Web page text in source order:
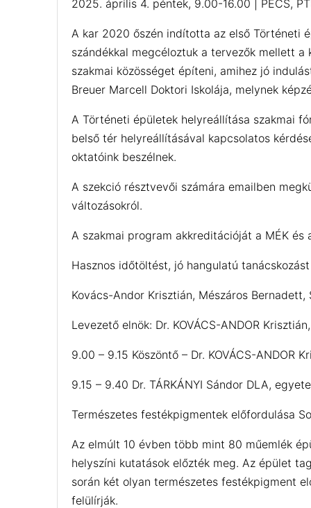
2025. április 4. péntek, 9.00-16.00 | PÉCS,
A kar 2020 őszén indította az első Történeti
szándékkal megcéloztuk a tervezők mellett
szakmai közösséget építeni, amihez jó
Breuer Marcell Doktori Iskolája, melynek
A Történeti épületek helyreállítása szakmai
belső tér helyreállításával kapcsolatos
oktatóink beszélnek.
A szekció résztvevői számára emailben
változásokról.
A szakmai program akkreditációját a MÉK és
Hasznos időtöltést, jó hangulatú
Kovács-Andor Krisztián, Mészáros Bernadett,
Levezető elnök: Dr. KOVÁCS-ANDOR
9.00 – 9.15 Köszöntő – Dr. KOVÁCS-ANDOR
9.15 – 9.40 Dr. TÁRKÁNYI Sándor DLA,
Természetes festékpigmentek előfordulása
Az elmúlt 10 évben több mint 80 műemlék
helyszíni kutatások előzték meg. Az épület
során két olyan természetes festékpigment
felülírják.